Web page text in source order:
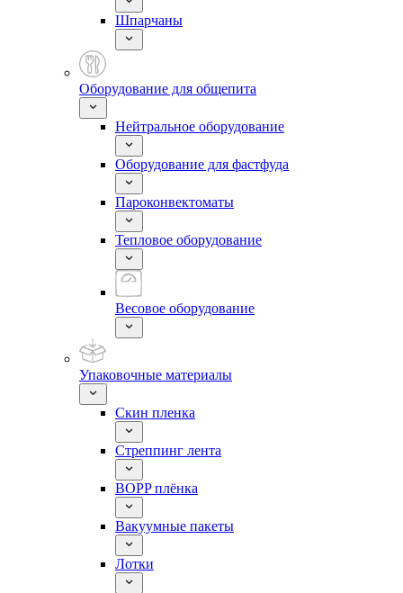
Шпарчаны
Оборудование для общепита
Нейтральное оборудование
Оборудование для фастфуда
Пароконвектоматы
Тепловое оборудование
Весовое оборудование
Упаковочные материалы
Скин пленка
Стреппинг лента
BOPP плёнка
Вакуумные пакеты
Лотки